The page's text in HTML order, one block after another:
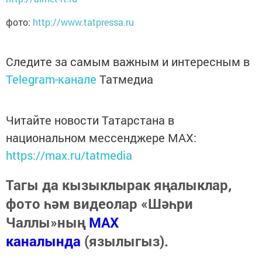
фото: http://www.tatpressa.ru
Следите за самым важным и интересным в
Telegram-канале Татмедиа
Читайте новости Татарстана в
национальном мессенджере MАХ:
https://max.ru/tatmedia
Тагы да кызыклырак яңалыклар,
фото һәм видеолар «Шәһри
Чаллы»ныңMAX
каналында (язылыгыз).